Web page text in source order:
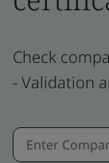
Check
- Validation